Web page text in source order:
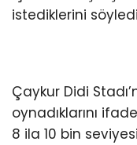
istediklerini
Çaykur Didi
oynadıklarını
8 ila 10 bin